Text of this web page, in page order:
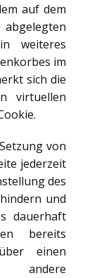
auf dem
abgelegten
weiteres
im
sich die
virtuellen
von
jederzeit
des
und
dauerhaft
bereits
einen
andere